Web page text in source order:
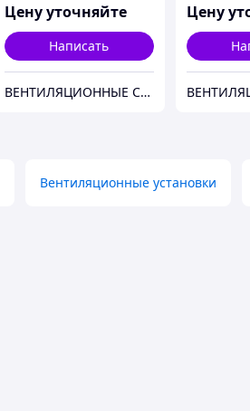
Цену уточняйте
Написать
ВЕНТИЛЯЦИОННЫЕ СИСТЕМЫ. СИСТЕМЫ КОНДИЦИОНИРОВАНИЯ. КЛИМАТИЧЕСКАЯ ТЕХНИКА.
Цену
Вентиляционные установки